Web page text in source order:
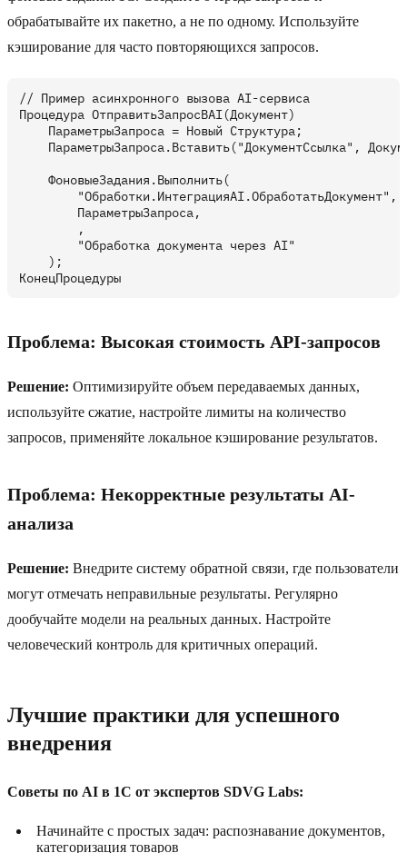
обрабатывайте их пакетно, а не по одному. Используйте
кэширование для часто повторяющихся запросов.
// Пример асинхронного вызова AI-сервиса
Процедура ОтправитьЗапросВAI(Документ)
    ПараметрыЗапроса = Новый Структура;
ПараметрыЗапроса.Вставить("ДокументСсылка",
    ФоновыеЗадания.Выполнить(
        "Обработки.ИнтеграцияAI.ОбработатьДокумент",
        ПараметрыЗапроса,
        ,
        "Обработка документа через AI"
    );
Проблема: Высокая стоимость API-запросов
Решение: Оптимизируйте объем передаваемых данных,
используйте сжатие, настройте лимиты на количество
запросов, применяйте локальное кэширование результатов.
Проблема: Некорректные результаты AI-
анализа
Решение: Внедрите систему обратной связи, где пользователи
могут отмечать неправильные результаты. Регулярно
дообучайте модели на реальных данных. Настройте
человеческий контроль для критичных операций.
Лучшие практики для успешного
внедрения
Советы по AI в 1C от экспертов SDVG Labs:
Начинайте с простых задач: распознавание документов,
категоризация товаров